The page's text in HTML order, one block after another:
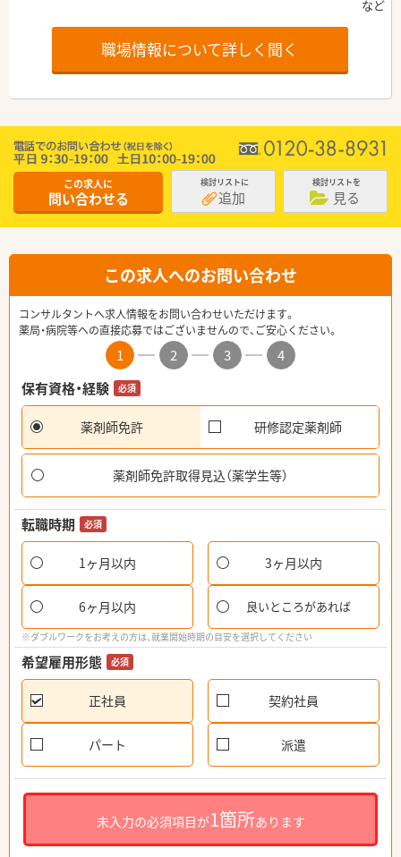
職場情報について詳しく聞く
この求人に
問い合わせる
検討リストに
追加
検討リストを
見る
この求人へのお問い合わせ
コンサルタントへ求人情報をお問い合わせいただけます。
薬局・病院等への直接応募ではございませんので、ご安心ください。
1 2 3
4
保有資格・経験
必須
薬剤師免許 研修認定薬剤師
薬剤師免許取得見込（薬学生等）
転職時期 必須
1ヶ月以内 3ヶ月以内
6ヶ月以内 良いところがあれば
※ダブルワークをお考えの方は、就業開始時期の目安を選択してください
希望雇用形態 必須
正社員 契約社員
パート 派遣
未入力の必須項目が1箇所あります